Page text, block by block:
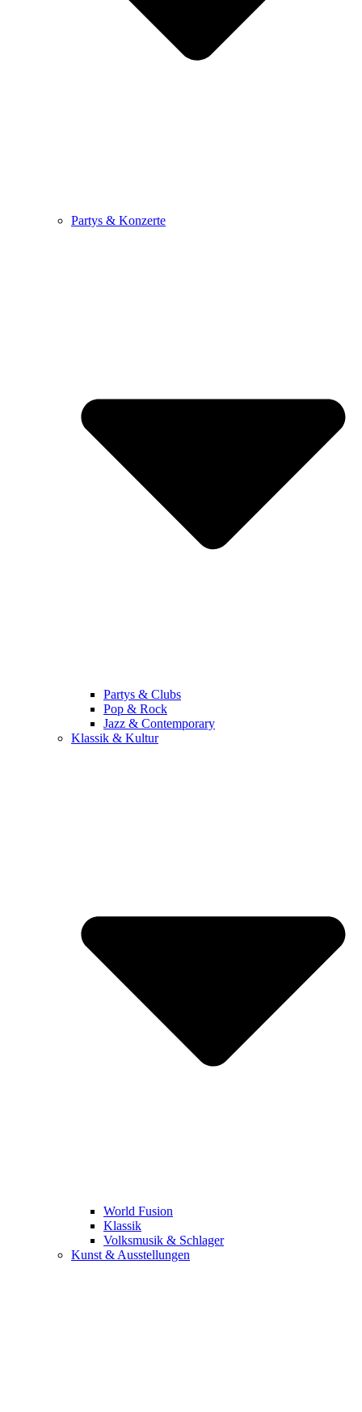
Partys & Konzerte
Partys & Clubs
Pop & Rock
Jazz & Contemporary
Klassik & Kultur
World Fusion
Klassik
Volksmusik & Schlager
Kunst & Ausstellungen